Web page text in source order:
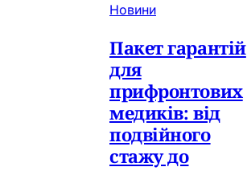
Новини
Пакет гарантій
для
прифронтових
медиків: від
подвійного
стажу до